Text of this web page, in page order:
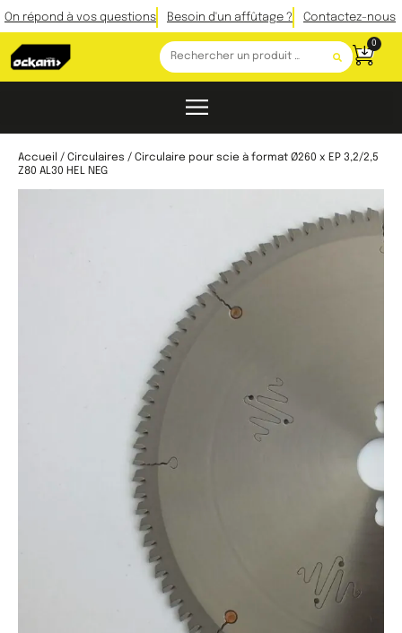
On répond à vos questions Besoin d'un affûtage ? Contactez-nous
0
Accueil / Circulaires / Circulaire pour scie à format Ø260 x EP 3,2/2,5
Z80 AL30 HEL NEG